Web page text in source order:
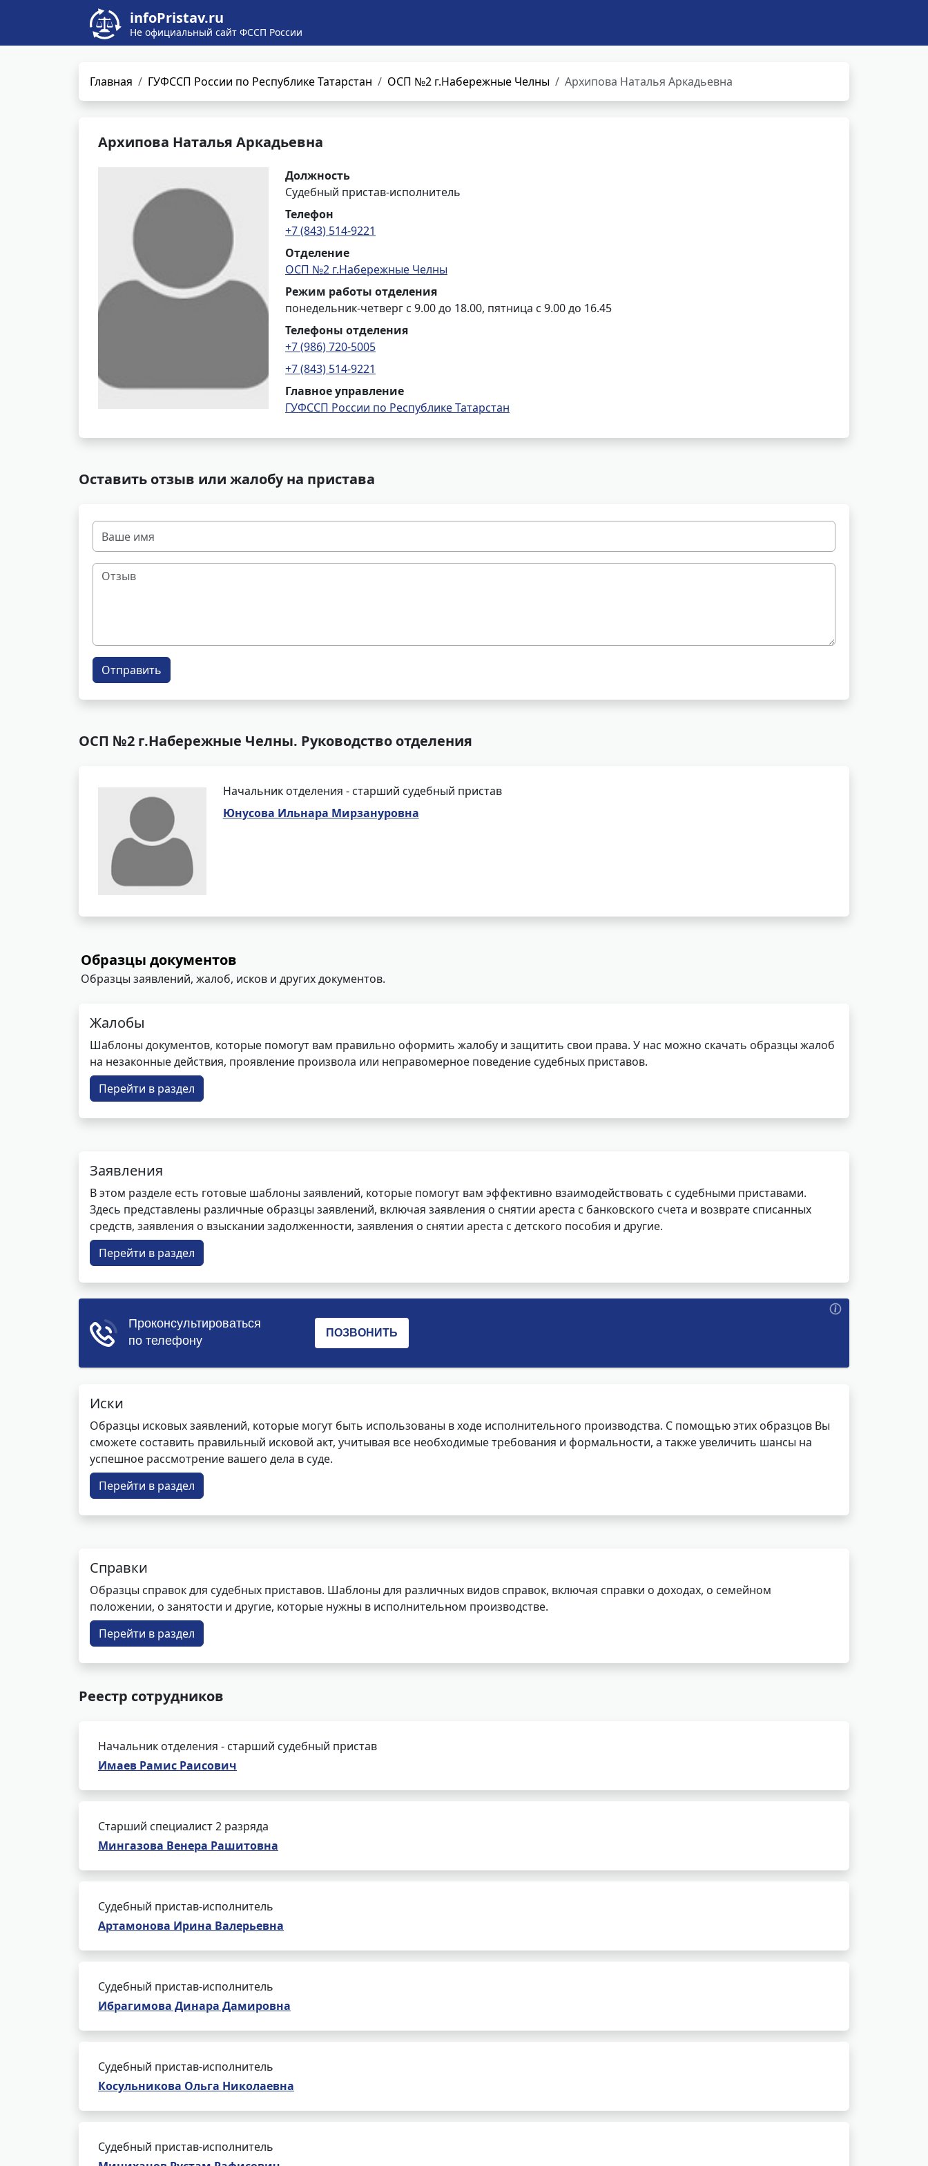
infoPristav.ru
Не официальный сайт ФССП России
Главная ГУФССП России по Республике Татарстан ОСП №2 г.Набережные Челны Архипова Наталья Аркадьевна
Архипова Наталья Аркадьевна
Должность
Судебный пристав-исполнитель
Телефон
+7 (843) 514-9221
Отделение
ОСП №2 г.Набережные Челны
Режим работы отделения
понедельник-четверг с 9.00 до 18.00, пятница с 9.00 до 16.45
Телефоны отделения
+7 (986) 720-5005
+7 (843) 514-9221
Главное управление
ГУФССП России по Республике Татарстан
Оставить отзыв или жалобу на пристава
Отправить
ОСП №2 г.Набережные Челны. Руководство отделения
Начальник отделения - старший судебный пристав
Юнусова Ильнара Мирзануровна
Образцы документов
Образцы заявлений, жалоб, исков и других документов.
Жалобы
Шаблоны документов, которые помогут вам правильно оформить жалобу и защитить свои права. У нас можно скачать образцы жалоб
на незаконные действия, проявление произвола или неправомерное поведение судебных приставов.
Перейти в раздел
Заявления
В этом разделе есть готовые шаблоны заявлений, которые помогут вам эффективно взаимодействовать с судебными приставами.
Здесь представлены различные образцы заявлений, включая заявления о снятии ареста с банковского счета и возврате списанных
средств, заявления о взыскании задолженности, заявления о снятии ареста с детского пособия и другие.
Перейти в раздел
Иски
Образцы исковых заявлений, которые могут быть использованы в ходе исполнительного производства. С помощью этих образцов Вы
сможете составить правильный исковой акт, учитывая все необходимые требования и формальности, а также увеличить шансы на
успешное рассмотрение вашего дела в суде.
Перейти в раздел
Справки
Образцы справок для судебных приставов. Шаблоны для различных видов справок, включая справки о доходах, о семейном
положении, о занятости и другие, которые нужны в исполнительном производстве.
Перейти в раздел
Реестр сотрудников
Начальник отделения - старший судебный пристав
Имаев Рамис Раисович
Старший специалист 2 разряда
Мингазова Венера Рашитовна
Судебный пристав-исполнитель
Артамонова Ирина Валерьевна
Судебный пристав-исполнитель
Ибрагимова Динара Дамировна
Судебный пристав-исполнитель
Косульникова Ольга Николаевна
Судебный пристав-исполнитель